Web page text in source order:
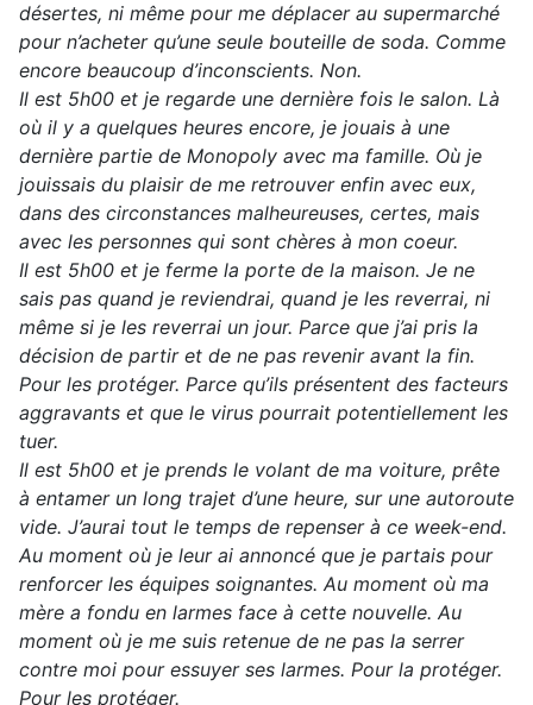
désertes, ni même pour me déplacer au supermarché
pour n’acheter qu’une seule bouteille de soda. Comme
encore beaucoup d’inconscients. Non.
Il est 5h00 et je regarde une dernière fois le salon. Là
où il y a quelques heures encore, je jouais à une
dernière partie de Monopoly avec ma famille. Où je
jouissais du plaisir de me retrouver enfin avec eux,
dans des circonstances malheureuses, certes, mais
avec les personnes qui sont chères à mon coeur.
Il est 5h00 et je ferme la porte de la maison. Je ne
sais pas quand je reviendrai, quand je les reverrai, ni
même si je les reverrai un jour. Parce que j’ai pris la
décision de partir et de ne pas revenir avant la fin.
Pour les protéger. Parce qu’ils présentent des facteurs
aggravants et que le virus pourrait potentiellement les
tuer.
Il est 5h00 et je prends le volant de ma voiture, prête
à entamer un long trajet d’une heure, sur une autoroute
vide. J’aurai tout le temps de repenser à ce week-end.
Au moment où je leur ai annoncé que je partais pour
renforcer les équipes soignantes. Au moment où ma
mère a fondu en larmes face à cette nouvelle. Au
moment où je me suis retenue de ne pas la serrer
contre moi pour essuyer ses larmes. Pour la protéger.
Pour les protéger.